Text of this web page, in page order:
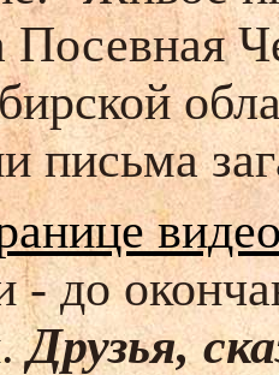
Посевная
письма
- до
Друзья,